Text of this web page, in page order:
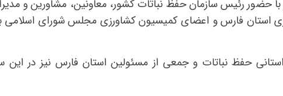
حضور رئیس سازمان حفظ نباتات کشور، معاونین، مشاورین و
استان فارس و اعضای کمیسیون کشاورزی مجلس شورای اسلامی
حفظ نباتات و جمعی از مسئولین استان فارس نیز در این